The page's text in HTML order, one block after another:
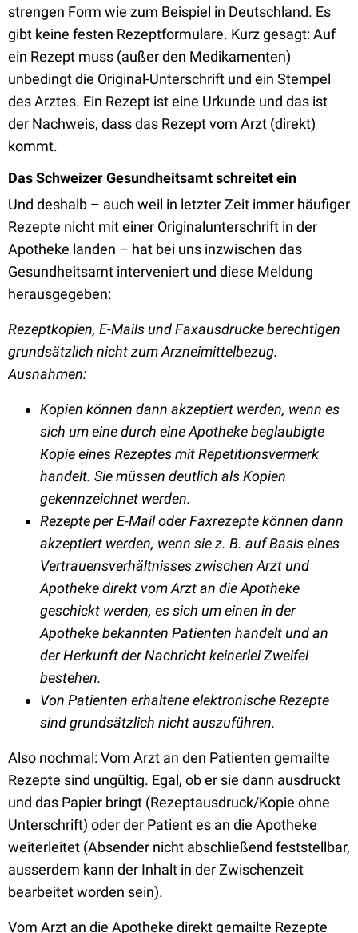
strengen Form wie zum Beispiel in Deutschland. Es
gibt keine festen Rezeptformulare. Kurz gesagt: Auf
ein Rezept muss (außer den Medikamenten)
unbedingt die Original-Unterschrift und ein Stempel
des Arztes. Ein Rezept ist eine Urkunde und das ist
der Nachweis, dass das Rezept vom Arzt (direkt)
kommt.
Das Schweizer Gesundheitsamt schreitet ein
Und deshalb – auch weil in letzter Zeit immer häufiger
Rezepte nicht mit einer Originalunterschrift in der
Apotheke landen – hat bei uns inzwischen das
Gesundheitsamt interveniert und diese Meldung
herausgegeben:
Rezeptkopien, E-Mails und Faxausdrucke berechtigen
grundsätzlich nicht zum Arzneimittelbezug.
Ausnahmen:
Kopien können dann akzeptiert werden, wenn es
sich um eine durch eine Apotheke beglaubigte
Kopie eines Rezeptes mit Repetitionsvermerk
handelt. Sie müssen deutlich als Kopien
gekennzeichnet werden.
Rezepte per E-Mail oder Faxrezepte können dann
akzeptiert werden, wenn sie z. B. auf Basis eines
Vertrauensverhältnisses zwischen Arzt und
Apotheke direkt vom Arzt an die Apotheke
geschickt werden, es sich um einen in der
Apotheke bekannten Patienten handelt und an
der Herkunft der Nachricht keinerlei Zweifel
bestehen.
Von Patienten erhaltene elektronische Rezepte
sind grundsätzlich nicht auszuführen.
Also nochmal: Vom Arzt an den Patienten gemailte
Rezepte sind ungültig. Egal, ob er sie dann ausdruckt
und das Papier bringt (Rezeptausdruck/Kopie ohne
Unterschrift) oder der Patient es an die Apotheke
weiterleitet (Absender nicht abschließend feststellbar,
ausserdem kann der Inhalt in der Zwischenzeit
bearbeitet worden sein).
Vom Arzt an die Apotheke direkt gemailte Rezepte